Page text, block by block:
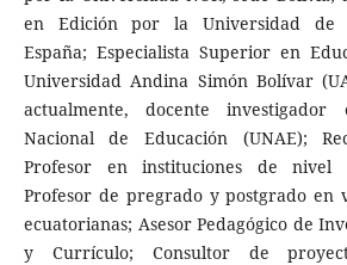
en Edición por la Universidad de
España; Especialista Superior en
Universidad Andina Simón Bolívar
actualmente, docente
Nacional de Educación (UNAE);
Profesor en instituciones de nivel
Profesor de pregrado y postgrado en
ecuatorianas; Asesor Pedagógico de
y Currículo; Consultor de